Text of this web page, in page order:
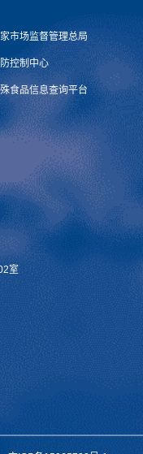
市场监督管理总局
控制中心
食品信息查询平台
室